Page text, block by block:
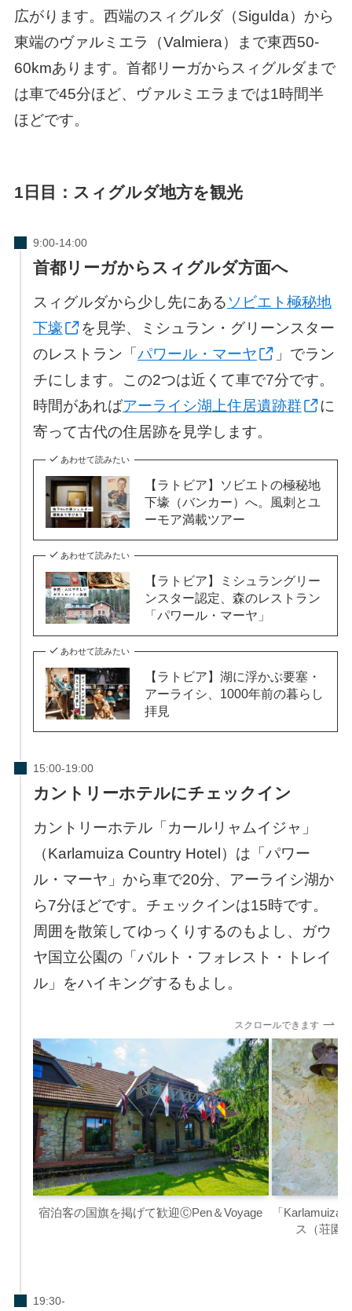
広がります。西端のスィグルダ（Sigulda）から
東端のヴァルミエラ（Valmiera）まで東西50-
60kmあります。首都リーガからスィグルダまで
は車で45分ほど、ヴァルミエラまでは1時間半
ほどです。
1日目：スィグルダ地方を観光
首都リーガからスィグルダ方面へ
スィグルダから少し先にあるソビエト極秘地
下壕
を見学、ミシュラン・グリーンスター
のレストラン「 パワール・マーヤ
」でラン
チにします。この2つは近くて車で7分です。
時間があればアーライシ湖上住居遺跡群
に
寄って古代の住居跡を見学します。
あわせて読みたい
【ラトビア】ソビエトの極秘地
下壕（バンカー）へ。風刺とユ
ーモア満載ツアー
あわせて読みたい
【ラトビア】ミシュラングリー
ンスター認定、森のレストラン
「パワール・マーヤ」
あわせて読みたい
【ラトビア】湖に浮かぶ要塞・
アーライシ、1000年前の暮らし
拝見
カントリーホテルにチェックイン
カントリーホテル「カールリャムイジャ」
（Karlamuiza Country Hotel）は「パワー
ル・マーヤ」から車で20分、アーライシ湖か
ら7分ほどです。チェックインは15時です。
周囲を散策してゆっくりするのもよし、ガウ
ヤ国立公園の「バルト・フォレスト・トレイ
ル」をハイキングするもよし。
スクロールできます
宿泊客の国旗を掲げて歓迎ⒸPen＆Voyage
「Karlamuiza
ス（荘園